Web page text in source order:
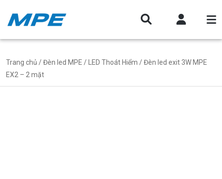
Trang chủ /Đèn led MPE / LED Thoát Hiểm / Đèn led exit 3W MPE
EX2 – 2 mặt